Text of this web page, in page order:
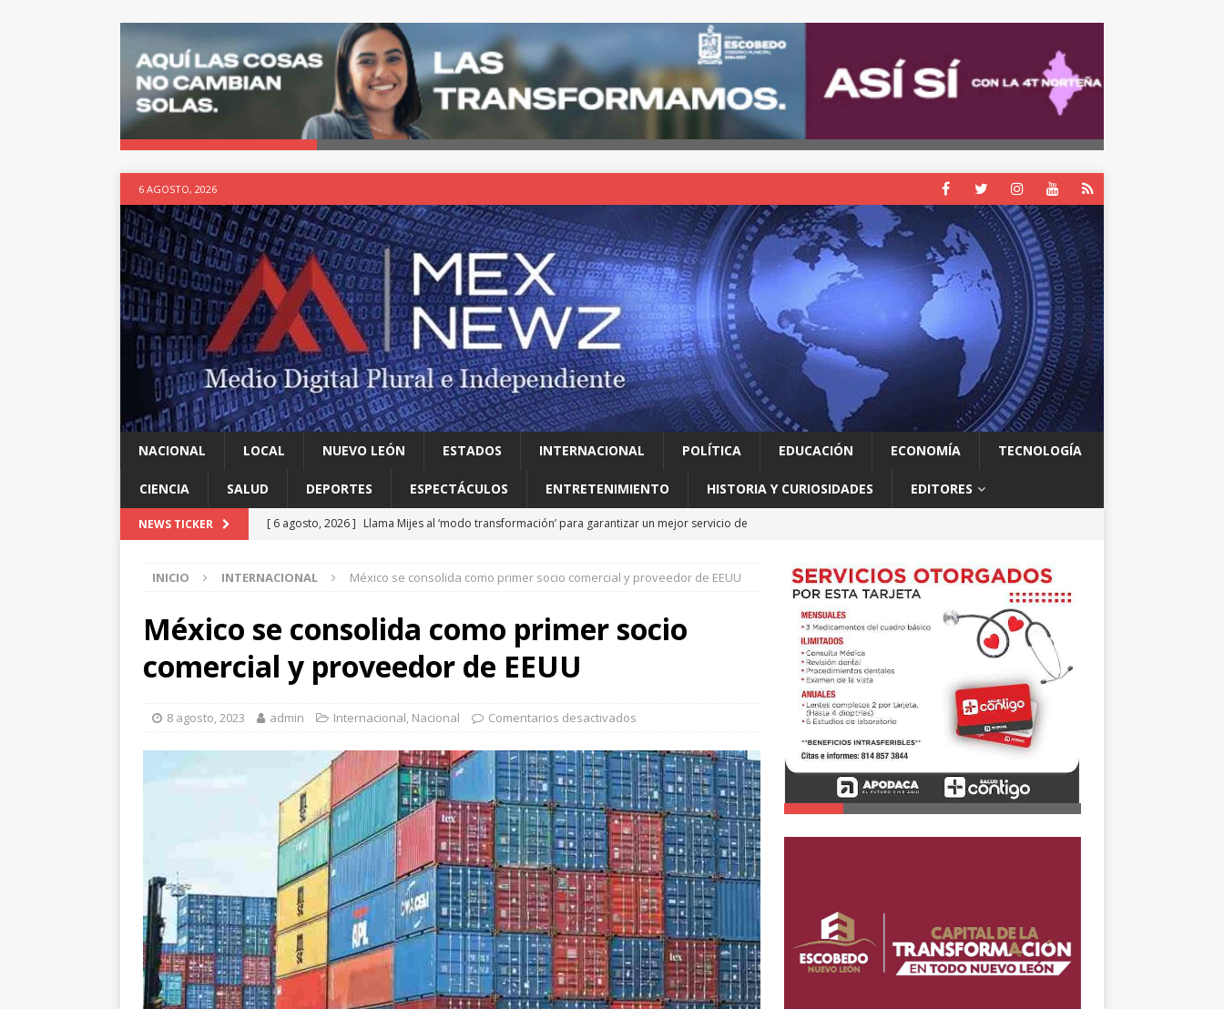
6 AGOSTO, 2026
NACIONAL LOCAL NUEVO LEÓN ESTADOS INTERNACIONAL POLÍTICA EDUCACIÓN ECONOMÍA TECNOLOGÍA
CIENCIA SALUD DEPORTES ESPECTÁCULOS ENTRETENIMIENTO HISTORIA Y CURIOSIDADES EDITORES
NEWS TICKER [ 6 agosto, 2026 ] Llama Mijes al ‘modo transformación’ para garantizar un mejor servicio de
[ 6 agosto, 2026 ] Ya cantó el gallo
HISTORIA Y CURIOSIDADES
Carmen Lilia Canturosas consolida a Nuevo Laredo como referente de
[ 6 agosto, 2026 ] A Estado no le importan las personas vulnerables: Waldo
INICIO INTERNACIONAL México se consolida como primer socio comercial y proveedor de EEUU
México se consolida como primer socio
comercial y proveedor de EEUU
8 agosto, 2023 admin Internacional, Nacional Comentarios desactivados